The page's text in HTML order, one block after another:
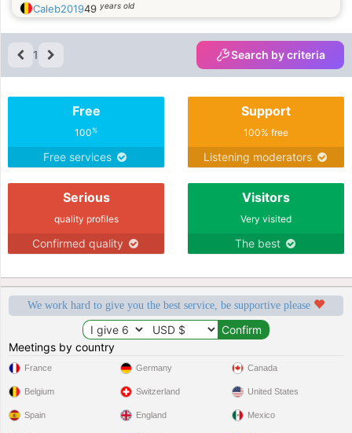
Caleb201949 years old
1 Search by criteria
Free
100%
Free services
Support
100% free
Listening moderators
Serious
quality profiles
Confirmed quality
Visitors
Very visited
The best
We work hard to give you the best service, be supportive please
Meetings by country
France
Belgium
Spain
Germany
Switzerland
England
Canada
United States
Mexico